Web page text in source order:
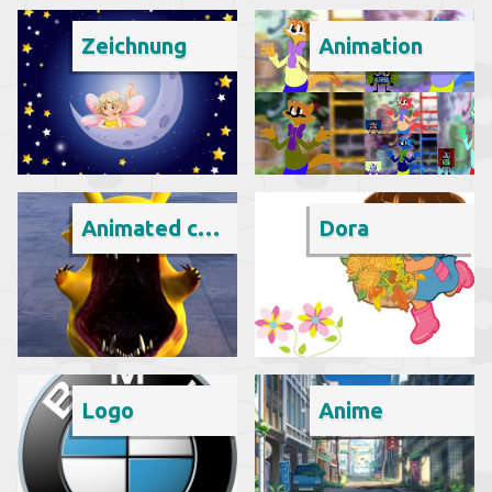
Zeichnung Animation
Animated cartoon Dora
Logo Anime